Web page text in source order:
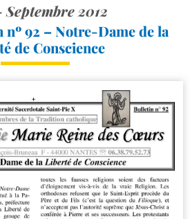
2012
nº 92 – Notre-​Dame de la
de Conscience